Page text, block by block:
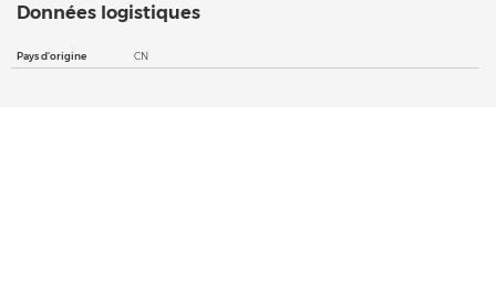
Données logistiques
Pays d'origine CN